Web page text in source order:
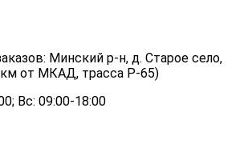
Минский р-н, д. Старое село,
км от МКАД, трасса P-65)
Вс: 09:00-18:00